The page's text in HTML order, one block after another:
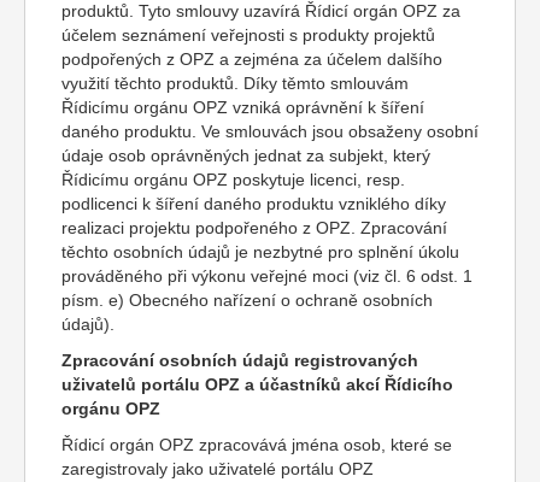
produktů. Tyto smlouvy uzavírá Řídicí orgán OPZ za
účelem seznámení veřejnosti s produkty projektů
podpořených z OPZ a zejména za účelem dalšího
využití těchto produktů. Díky těmto smlouvám
Řídicímu orgánu OPZ vzniká oprávnění k šíření
daného produktu. Ve smlouvách jsou obsaženy osobní
údaje osob oprávněných jednat za subjekt, který
Řídicímu orgánu OPZ poskytuje licenci, resp.
podlicenci k šíření daného produktu vzniklého díky
realizaci projektu podpořeného z OPZ. Zpracování
těchto osobních údajů je nezbytné pro splnění úkolu
prováděného při výkonu veřejné moci (viz čl. 6 odst. 1
písm. e) Obecného nařízení o ochraně osobních
údajů).
Zpracování osobních údajů registrovaných
uživatelů portálu OPZ a účastníků akcí Řídicího
orgánu OPZ
Řídicí orgán OPZ zpracovává jména osob, které se
zaregistrovaly jako uživatelé portálu OPZ